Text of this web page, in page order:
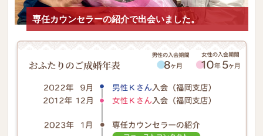
専任カウンセラーの紹介で出会いました。